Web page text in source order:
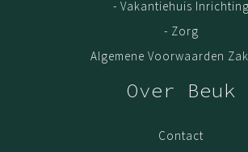
hoog kwalitatief halffabrikaten
kun je met een gerust hart deze
gebruiken; de kwaliteit blijft. De garantie
online. Als bewijs van aankoop is de
- Vakantiehuis Inrichting
- Zorg
Algemene Voorwaarden
Over Beuk
Contact